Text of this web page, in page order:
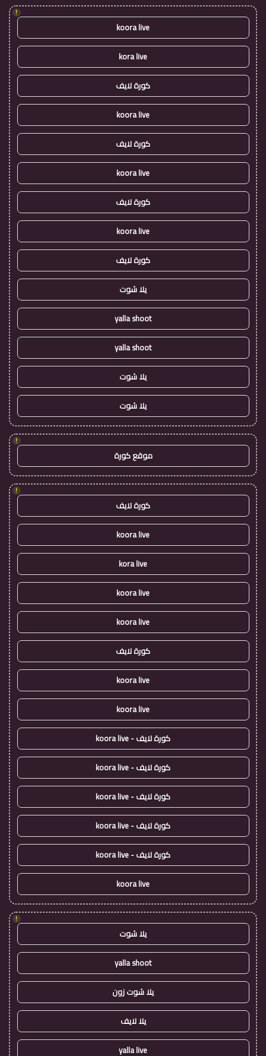
!
koora live
kora live
كورة لايف
koora live
كورة لايف
koora live
كورة لايف
koora live
كورة لايف
يلا شوت
yalla shoot
yalla shoot
يلا شوت
يلا شوت
!
موقع كورة
!
كورة لايف
koora live
kora live
koora live
koora live
كورة لايف
koora live
koora live
كورة لايف - koora live
كورة لايف - koora live
كورة لايف - koora live
كورة لايف - koora live
كورة لايف - koora live
koora live
!
يلا شوت
yalla shoot
يلا شوت زون
يلا لايف
yalla live